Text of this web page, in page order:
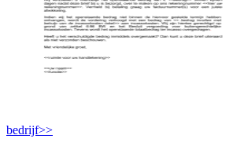
bedrijf>>